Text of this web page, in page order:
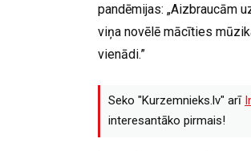
pandēmijas: „Aizbraucām
viņa novēlē mācīties
vienādi.”
Seko "Kurzemnieks.lv" arī
interesantāko pirmais!